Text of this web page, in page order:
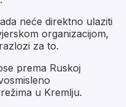
neće direktno ulaziti
organizacijom,
za to.
prema Ruskoj
u Kremlju.